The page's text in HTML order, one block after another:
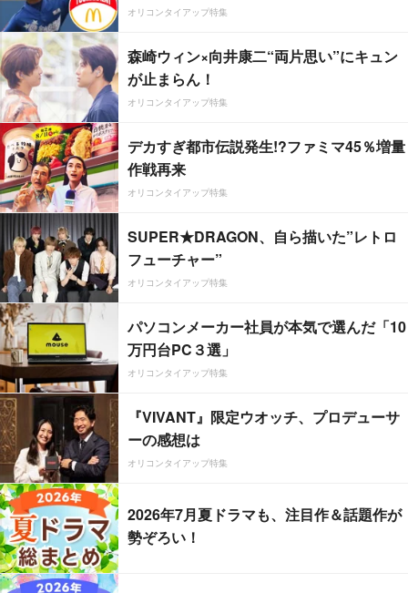
オリコンタイアップ特集
森崎ウィン×向井康二“両片思い”にキュン
が止まらん！
オリコンタイアップ特集
デカすぎ都市伝説発生!?ファミマ45％増量
作戦再来
オリコンタイアップ特集
SUPER★DRAGON、自ら描いた”レトロ
フューチャー”
オリコンタイアップ特集
パソコンメーカー社員が本気で選んだ「10
万円台PC３選」
オリコンタイアップ特集
『VIVANT』限定ウオッチ、プロデューサ
ーの感想は
オリコンタイアップ特集
2026年7月夏ドラマも、注目作＆話題作が
勢ぞろい！